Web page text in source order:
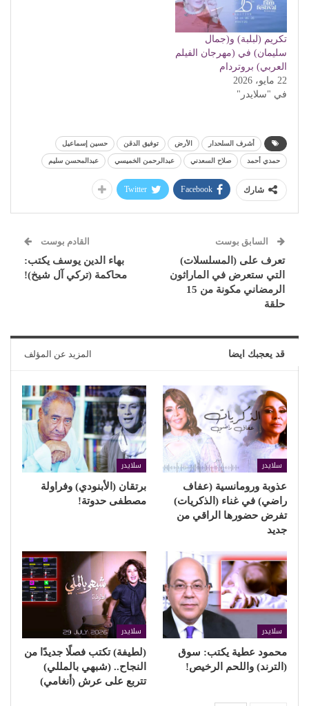
تكريم (لبلبة) و(جمال
سليمان) في (مهرجان الفيلم
العربي) بروتردام
22 مايو، 2026
في "سلايدر"
أشرف السلحدار الأرض توفيق الدقن حسين إسماعيل
حمدي أحمد صلاح السعدني عبدالرحمن الخميسي عبدالمحسن سليم
شارك Facebook
Twitter
السابق بوست
تعرف على (المسلسلات)
التي ستعرض في الماراثون
الرمضاني مكونة من 15
حلقة
القادم بوست
بهاء الدين يوسف يكتب:
محاكمة (تركي آل شيخ)!
قد يعجبك ايضا المزيد عن المؤلف
سلايدر
عذوبة ورومانسية (عفاف
راضي) في غناء (الذكريات)
تفرض حضورها الراقي من
جديد
سلايدر
برتقان (الأبنودي) وفراولة
مصطفى حدوتة!
سلايدر
محمود عطية يكتب: سوق
(الترند) واللحم الرخيص!
سلايدر
(لطيفة) تكتب فصلًا جديدًا من
النجاح.. (شبهي بالمللي)
تتربع على عرش (أنغامي)